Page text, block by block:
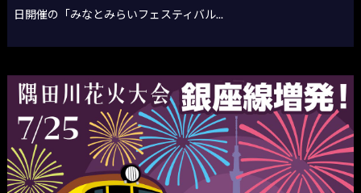
日開催の「みなとみらいフェスティバル...